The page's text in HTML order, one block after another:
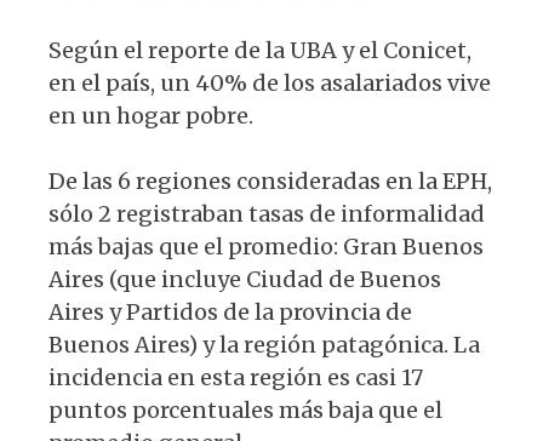
Según el reporte de la UBA y el Conicet,
en el país, un 40% de los asalariados vive
en un hogar pobre.
De las 6 regiones consideradas en la EPH,
sólo 2 registraban tasas de informalidad
más bajas que el promedio: Gran Buenos
Aires (que incluye Ciudad de Buenos
Aires y Partidos de la provincia de
Buenos Aires) y la región patagónica. La
incidencia en esta región es casi 17
puntos porcentuales más baja que el